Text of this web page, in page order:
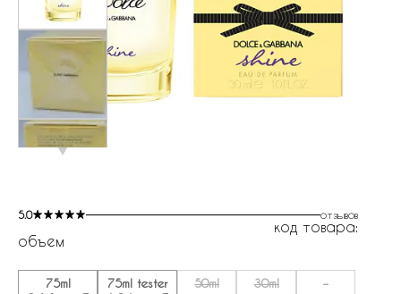
5.0 отзывов
код товара:
объем
75ml 75ml tester 50ml 30ml -